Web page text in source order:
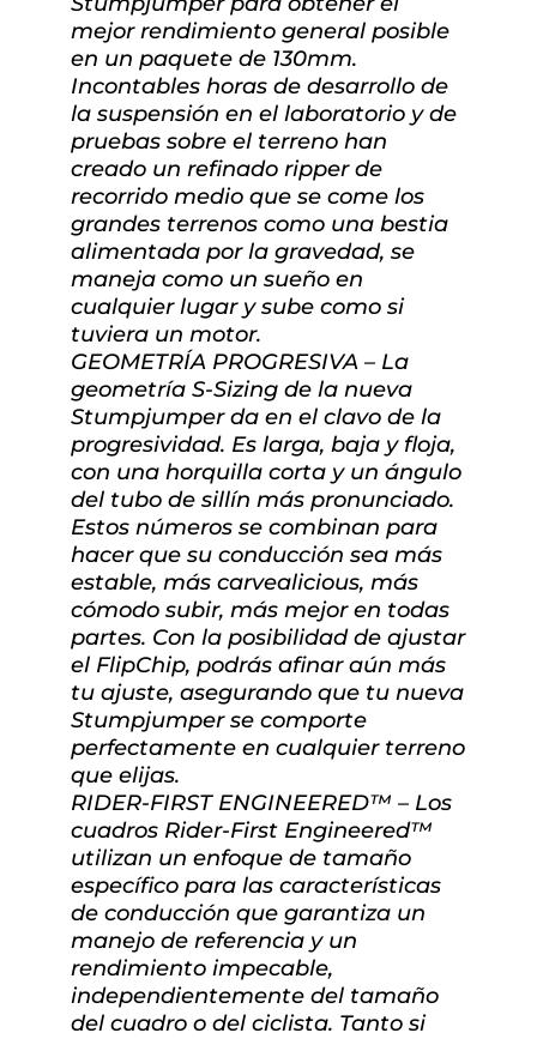
mejor rendimiento general posible
en un paquete de 130mm.
Incontables horas de desarrollo de
la suspensión en el laboratorio y de
pruebas sobre el terreno han
creado un refinado ripper de
recorrido medio que se come los
grandes terrenos como una bestia
alimentada por la gravedad, se
maneja como un sueño en
cualquier lugar y sube como si
tuviera un motor.
GEOMETRÍA PROGRESIVA – La
geometría S-Sizing de la nueva
Stumpjumper da en el clavo de la
progresividad. Es larga, baja y floja,
con una horquilla corta y un ángulo
del tubo de sillín más pronunciado.
Estos números se combinan para
hacer que su conducción sea más
estable, más carvealicious, más
cómodo subir, más mejor en todas
partes. Con la posibilidad de ajustar
el FlipChip, podrás afinar aún más
tu ajuste, asegurando que tu nueva
Stumpjumper se comporte
perfectamente en cualquier terreno
que elijas.
RIDER-FIRST ENGINEERED™ – Los
cuadros Rider-First Engineered™
utilizan un enfoque de tamaño
específico para las características
de conducción que garantiza un
manejo de referencia y un
rendimiento impecable,
independientemente del tamaño
del cuadro o del ciclista. Tanto si